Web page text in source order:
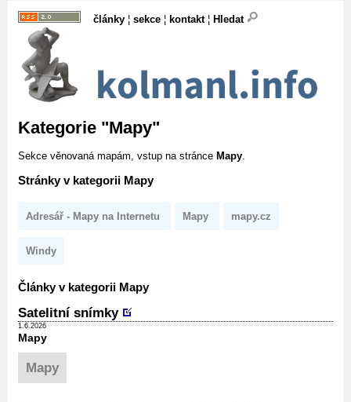
články ¦ sekce ¦ kontakt¦ Hledat
Kategorie "Mapy"
Sekce věnovaná mapám, vstup na stránce Mapy.
Stránky v kategorii Mapy
Adresář - Mapy na Internetu Mapy mapy.cz
Windy
Články v kategorii Mapy
Satelitní snímky
1.6.2026
Mapy
Mapy